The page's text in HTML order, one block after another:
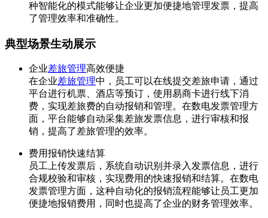
种智能化的模式能够让企业更加便捷地管理发票，提高
了管理效率和准确性。
典型场景生动展示
企业差旅管理高效便捷
在企业差旅管理中，员工可以在线提交差旅申请，通过
平台进行机票、酒店等预订，使用易商卡进行线下消
费，实现差旅费的自动报销和管理。在数电发票管理方
面，平台能够自动采集差旅发票信息，进行审核和报
销，提高了差旅管理的效率。
费用报销快速结算
员工上传发票后，系统自动识别并录入发票信息，进行
合规校验和审核，实现费用的快速报销和结算。在数电
发票管理方面，这种自动化的报销流程能够让员工更加
便捷地报销费用，同时也提高了企业的财务管理效率。